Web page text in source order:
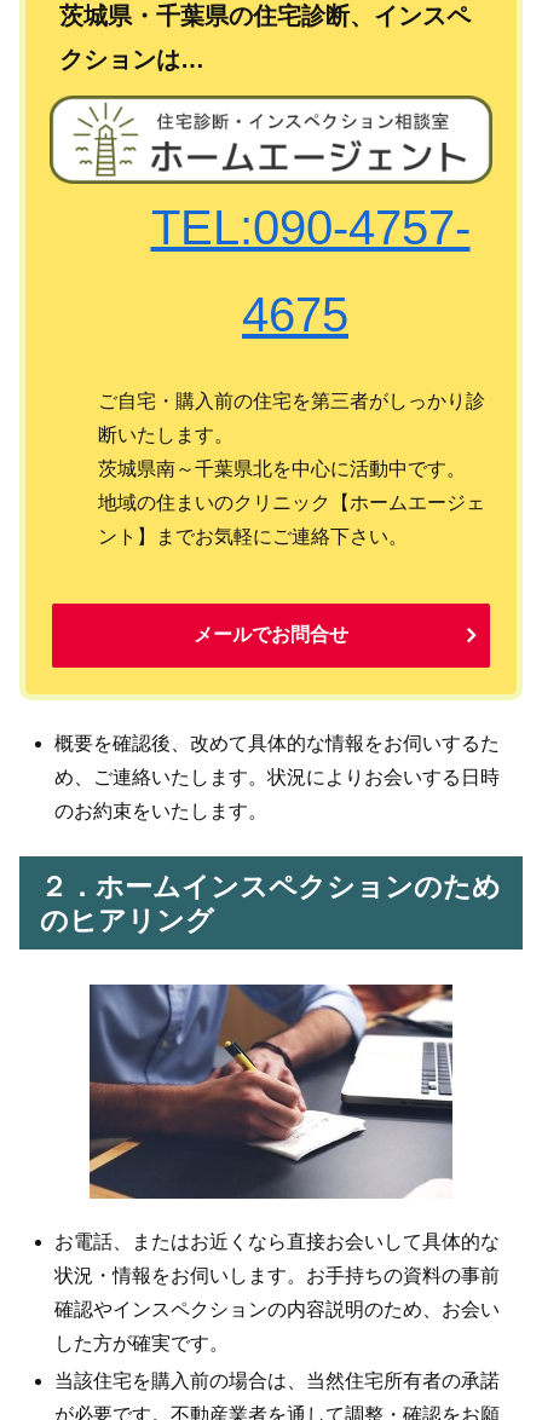
茨城県・千葉県の住宅診断、インスペ
クションは…
TEL:090-4757-
4675
ご自宅・購入前の住宅を第三者がしっかり診
断いたします。
茨城県南～千葉県北を中心に活動中です。
地域の住まいのクリニック【ホームエージェ
ント】までお気軽にご連絡下さい。
メールでお問合せ
概要を確認後、改めて具体的な情報をお伺いするた
め、ご連絡いたします。状況によりお会いする日時
のお約束をいたします。
２．ホームインスペクションのため
のヒアリング
お電話、またはお近くなら直接お会いして具体的な
状況・情報をお伺いします。お手持ちの資料の事前
確認やインスペクションの内容説明のため、お会い
した方が確実です。
当該住宅を購入前の場合は、当然住宅所有者の承諾
が必要です。不動産業者を通して調整・確認をお願